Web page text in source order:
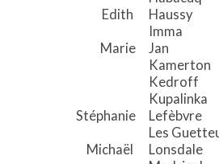
Edith
Haussy
Imma
Marie
Jan
Kamerton
Kedroff
Kupalinka
Stéphanie
Lefèbvre
Les
Michaël
Lonsdale